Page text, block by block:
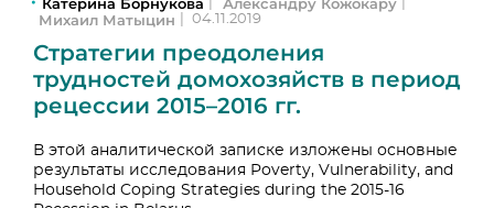
Михаил Матыцин 04.11.2019
Стратегии преодоления
трудностей домохозяйств в период
рецессии 2015–2016 гг.
В этой аналитической записке изложены основные
результаты исследования Poverty, Vulnerability, and
Household Coping Strategies during the 2015-16